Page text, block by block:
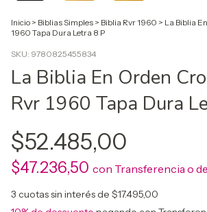
Inicio > Biblias Simples > Biblia Rvr 1960 > La Biblia
1960 Tapa Dura Letra 8 P
SKU: 9780825455834
La Biblia En Orden
Rvr 1960 Tapa Dura
$52.485,00
$47.236,50 con Transferencia o
3 cuotas sin interés de $17.495,00